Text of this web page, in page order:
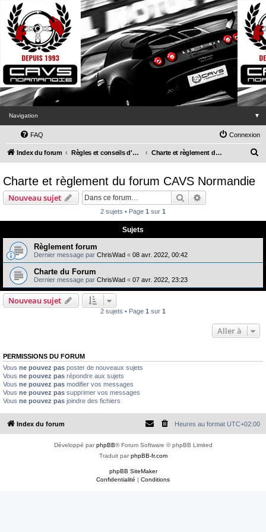
Navigation ▼
FAQ Connexion
Index du forum Règles et conseils d'utilisation du forum Charte et règlement du forum CAVS Normandie
r
c
e
Charte et règlement du forum CAVS Normandie
Nouveau sujet Rechercher
2 sujets • Page 1 sur 1
Sujets
Règlement forum
Dernier message par ChrisWad « 08 avr. 2022, 00:42
Charte du Forum
Dernier message par ChrisWad « 07 avr. 2022, 23:23
Nouveau sujet
2 sujets • Page 1 sur 1
Aller à
PERMISSIONS DU FORUM
Vous ne pouvez pas poster de nouveaux sujets
Vous ne pouvez pas répondre aux sujets
Vous ne pouvez pas modifier vos messages
Vous ne pouvez pas supprimer vos messages
Vous ne pouvez pas joindre des fichiers
Index du forum Heures au format UTC+02:00
Développé parphpBB® Forum Software © phpBB Limited
Traduit parphpBB-fr.com
phpBB SiteMaker
Confidentialité | Conditions